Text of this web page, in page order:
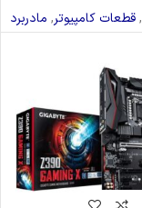
,قطعات کامپیوتر, مادربرد